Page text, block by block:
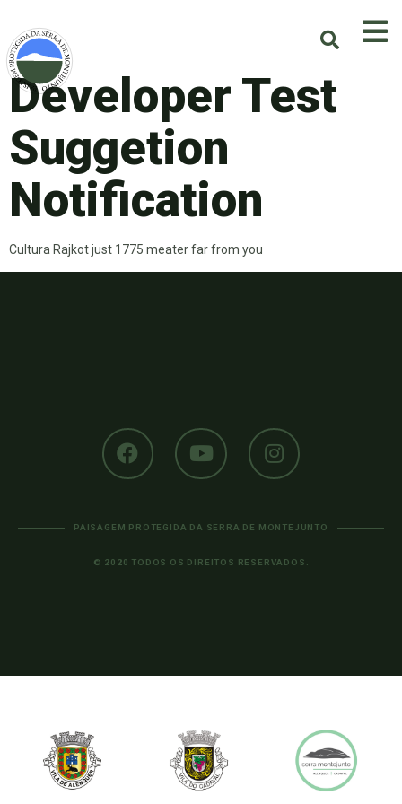
Developer Test
Suggetion
Notification
Cultura Rajkot just 1775 meater far from you
PAISAGEM PROTEGIDA DA SERRA DE MONTEJUNTO
© 2020 TODOS OS DIREITOS RESERVADOS.